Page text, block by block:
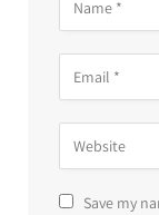
Save my